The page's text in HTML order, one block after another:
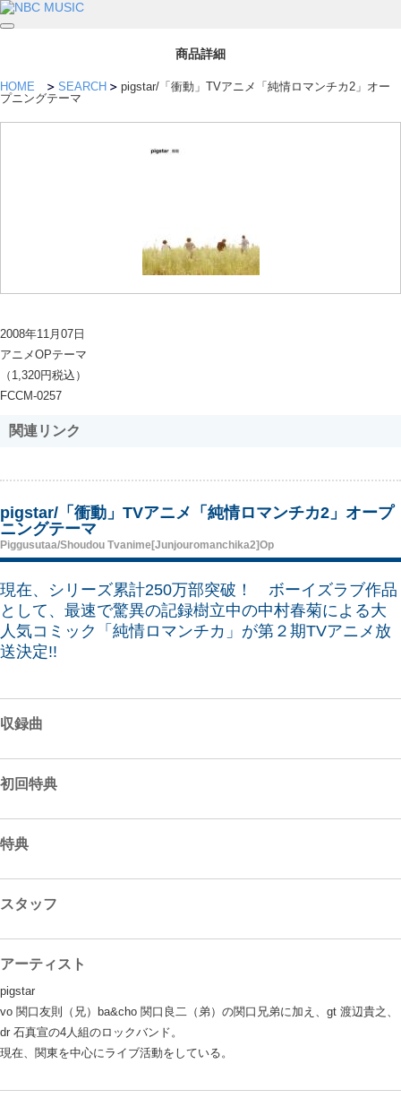
商品詳細
HOME SEARCH
pigstar/「衝動」TVアニメ「純情ロマンチカ2」オー
プニングテーマ
2008年11月07日
アニメOPテーマ
（1,320円税込）
FCCM-0257
関連リンク
pigstar/「衝動」TVアニメ「純情ロマンチカ2」オープ
ニングテーマ
Piggusutaa/Shoudou Tvanime[Junjouromanchika2]Op
現在、シリーズ累計250万部突破！ ボーイズラブ作品
として、最速で驚異の記録樹立中の中村春菊による大
人気コミック「純情ロマンチカ」が第２期TVアニメ放
送決定!!
収録曲
初回特典
特典
スタッフ
アーティスト
pigstar
vo 関口友則（兄）ba&cho 関口良二（弟）の関口兄弟に加え、gt 渡辺貴之、
dr 石真宣の4人組のロックバンド。
現在、関東を中心にライブ活動をしている。